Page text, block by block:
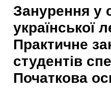
Занурення у
української
Практичне
студентів
Початкова